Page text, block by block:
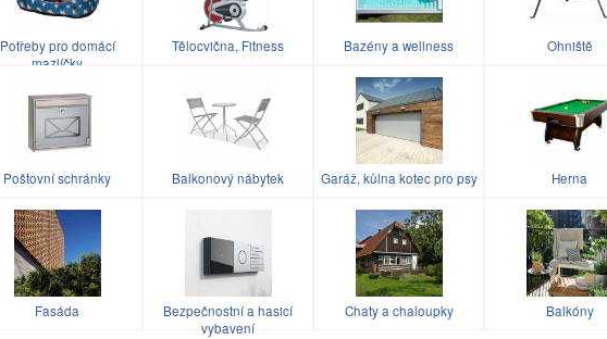
Potřeby pro domácí
mazlíčky
Tělocvična, Fitness Bazény a wellness Ohniště
Poštovní schránky Balkonový nábytek Garáž, kůlna kotec pro psy Herna
Fasáda
Bezpečnostní a hasicí
vybavení
Chaty a chaloupky Balkóny